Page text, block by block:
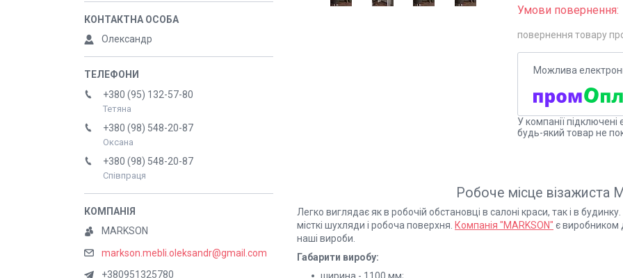
повернення товару
У компанії
будь-який товар не
Робоче місце візажиста
Легко виглядає як в робочій обстановці в салоні краси, так і в
місткі шухляди і робоча поверхня. Компанія "MARKSON" є виробником
наші вироби.
Габарити виробу:
ширина - 1100 мм;
Олександр
+380 (95) 132-57-80
Тетяна
+380 (98) 548-20-87
Оксана
+380 (98) 548-20-87
Співпраця
MARKSON
markson.mebli.oleksandr@gmail.com
+380951325780